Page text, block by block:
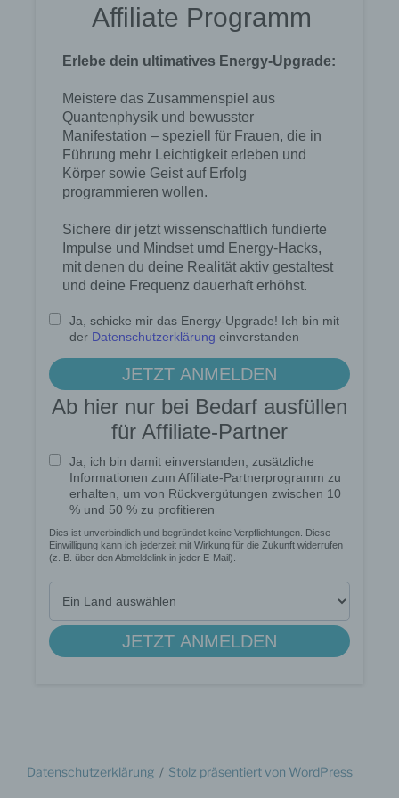
Datenschutz­erklärung Stolz präsentiert von WordPress
Name und Anschrift des für die Verarbeitung
Verantwortlichen
Grundverordnung, sonstiger in den Mitgliedstaaten
Datenschutzgesetze und anderer Bestimmungen
mit datenschutzrechtlichem Charakter ist die:
Lotse zum Erfolg
Andrea Rindle, Francisco Schnell
Prinzendamm 20
25436 Tornesch b. Hamburg
Deutschland
E-Mail: kontakt (at) lotse-zum-erfolg.de
Die Internetseiten verwenden teilweise so
genannte Cookies, LocalStorage und
SessionStorage. Dies dient dazu, unser Angebot
nutzerfreundlicher, effektiver und sicherer zu
machen. Local Storage und SessionStorage ist
eine Technologie, mit welcher ihr Browser Daten
auf Ihrem Computer oder mobilen Gerät
abspeichert. Cookies sind Textdateien, welche
über einen Internetbrowser auf einem
Computersystem abgelegt und gespeichert
werden. Sie können die Verwendung von Cookies,
Cookies. Viele Cookies enthalten eine sogenannte
Cookie-ID. Eine Cookie-ID ist eine eindeutige